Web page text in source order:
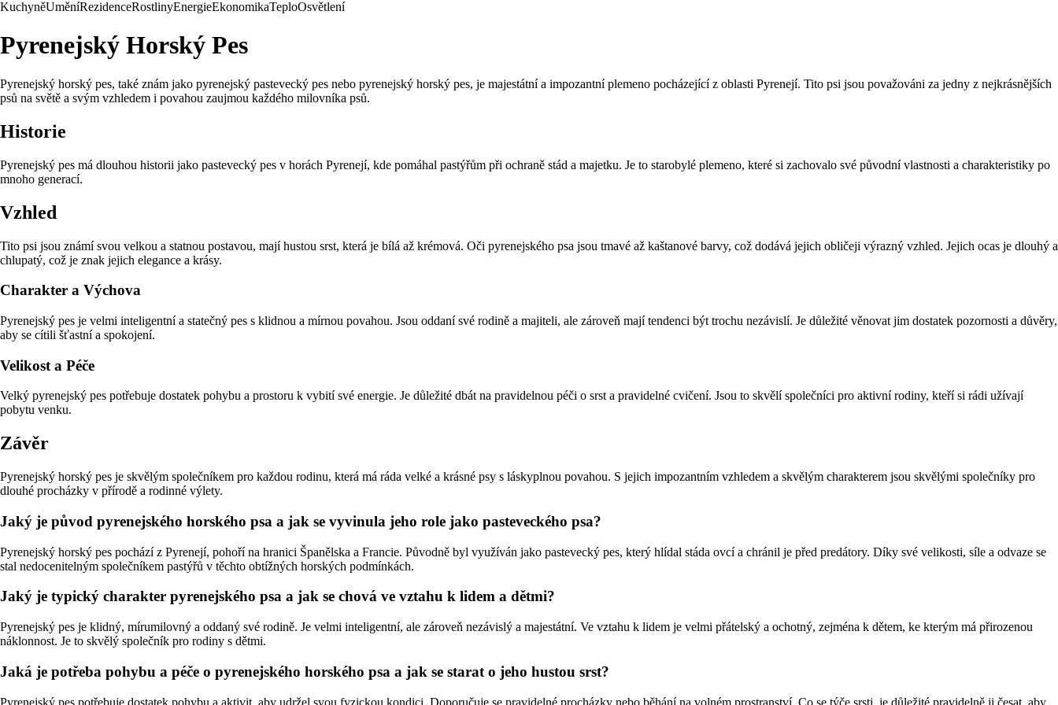
KuchyněUměníRezidenceRostlinyEnergieEkonomikaTeploOsvětlení
Pyrenejský Horský Pes
Pyrenejský horský pes, také znám jako pyrenejský pastevecký pes nebo pyrenejský horský pes, je majestátní a impozantní plemeno pocházející z oblasti Pyrenejí. Tito psi jsou považováni za jedny z nejkrásnějších
psů na světě a svým vzhledem i povahou zaujmou každého milovníka psů.
Historie
Pyrenejský pes má dlouhou historii jako pastevecký pes v horách Pyrenejí, kde pomáhal pastýřům při ochraně stád a majetku. Je to starobylé plemeno, které si zachovalo své původní vlastnosti a charakteristiky po
mnoho generací.
Vzhled
Tito psi jsou známí svou velkou a statnou postavou, mají hustou srst, která je bílá až krémová. Oči pyrenejského psa jsou tmavé až kaštanové barvy, což dodává jejich obličeji výrazný vzhled. Jejich ocas je dlouhý a
chlupatý, což je znak jejich elegance a krásy.
Charakter a Výchova
Pyrenejský pes je velmi inteligentní a statečný pes s klidnou a mírnou povahou. Jsou oddaní své rodině a majiteli, ale zároveň mají tendenci být trochu nezávislí. Je důležité věnovat jim dostatek pozornosti a důvěry,
aby se cítili šťastní a spokojení.
Velikost a Péče
Velký pyrenejský pes potřebuje dostatek pohybu a prostoru k vybití své energie. Je důležité dbát na pravidelnou péči o srst a pravidelné cvičení. Jsou to skvělí společníci pro aktivní rodiny, kteří si rádi užívají
pobytu venku.
Závěr
Pyrenejský horský pes je skvělým společníkem pro každou rodinu, která má ráda velké a krásné psy s láskyplnou povahou. S jejich impozantním vzhledem a skvělým charakterem jsou skvělými společníky pro
dlouhé procházky v přírodě a rodinné výlety.
Jaký je původ pyrenejského horského psa a jak se vyvinula jeho role jako pasteveckého psa?
Pyrenejský horský pes pochází z Pyrenejí, pohoří na hranici Španělska a Francie. Původně byl využíván jako pastevecký pes, který hlídal stáda ovcí a chránil je před predátory. Díky své velikosti, síle a odvaze se
stal nedocenitelným společníkem pastýřů v těchto obtížných horských podmínkách.
Jaký je typický charakter pyrenejského psa a jak se chová ve vztahu k lidem a dětmi?
Pyrenejský pes je klidný, mírumilovný a oddaný své rodině. Je velmi inteligentní, ale zároveň nezávislý a majestátní. Ve vztahu k lidem je velmi přátelský a ochotný, zejména k dětem, ke kterým má přirozenou
náklonnost. Je to skvělý společník pro rodiny s dětmi.
Jaká je potřeba pohybu a péče o pyrenejského horského psa a jak se starat o jeho hustou srst?
Pyrenejský pes potřebuje dostatek pohybu a aktivit, aby udržel svou fyzickou kondici. Doporučuje se pravidelné procházky nebo běhání na volném prostranství. Co se týče srsti, je důležité pravidelně ji česat, aby